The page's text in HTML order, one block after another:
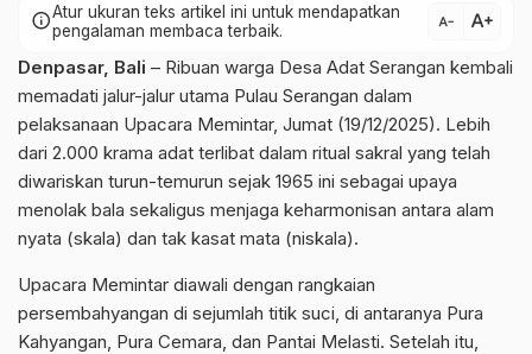
infoAtur ukuran teks artikel ini untuk mendapatkan
pengalaman membaca terbaik.
text_decrease text_increase
Denpasar, Bali – Ribuan warga Desa Adat Serangan kembali
memadati jalur-jalur utama Pulau Serangan dalam
pelaksanaan Upacara Memintar, Jumat (19/12/2025). Lebih
dari 2.000 krama adat terlibat dalam ritual sakral yang telah
diwariskan turun-temurun sejak 1965 ini sebagai upaya
menolak bala sekaligus menjaga keharmonisan antara alam
nyata (skala) dan tak kasat mata (niskala).
Upacara Memintar diawali dengan rangkaian
persembahyangan di sejumlah titik suci, di antaranya Pura
Kahyangan, Pura Cemara, dan Pantai Melasti. Setelah itu,